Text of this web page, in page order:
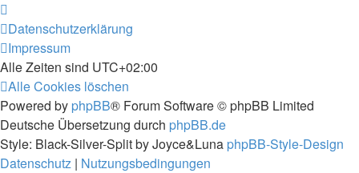
Datenschutzerklärung
Impressum
Alle Zeiten sind UTC+02:00
Alle Cookies löschen
Powered by phpBB® Forum Software © phpBB Limited
Deutsche Übersetzung durch phpBB.de
Style: Black-Silver-Split by Joyce&Luna phpBB-Style-Design
Datenschutz | Nutzungsbedingungen